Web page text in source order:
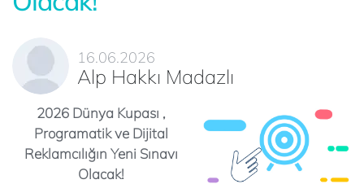
16.06.2026
Alp Hakkı Madazlı
2026 Dünya Kupası ,
Programatik ve Dijital
Reklamcılığın Yeni Sınavı
Olacak!